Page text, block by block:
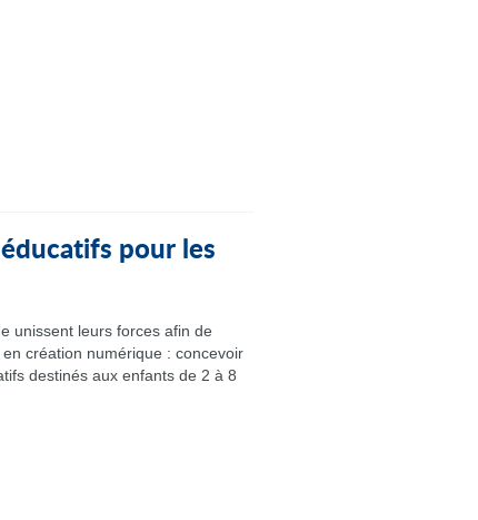
pour les
unissent leurs forces afin de
création numérique : concevoir
destinés aux enfants de 2 à 8